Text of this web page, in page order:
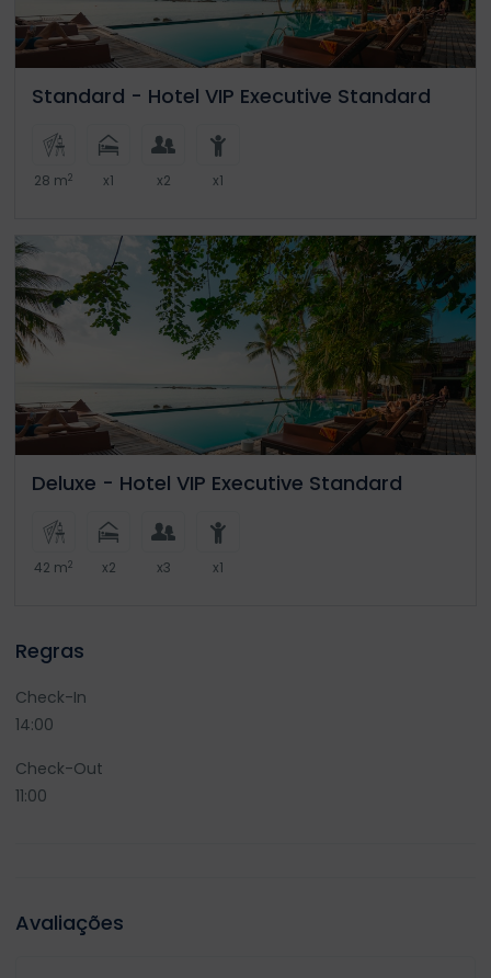
Standard - Hotel VIP Executive Standard
28 m2 x1 x2 x1
Deluxe - Hotel VIP Executive Standard
42 m2 x2 x3 x1
Regras
Check-In
14:00
Check-Out
11:00
Avaliações